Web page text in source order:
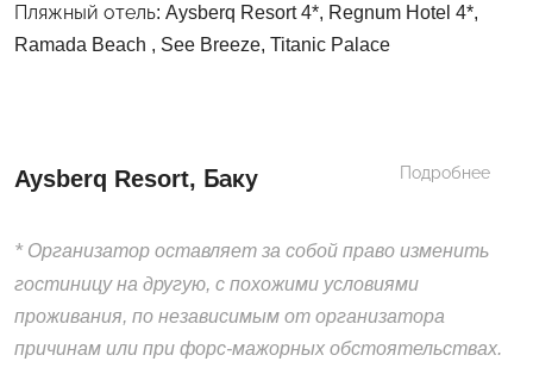
Пляжный отель: Aysberq Resort 4*, Regnum Hotel 4*,
Ramada Beach , See Breeze, Titanic Palace
Aysberq Resort, Баку Подробнее
*Организатор оставляет за собой право изменить
гостиницу на другую, с похожими условиями
проживания, по независимым от организатора
причинам или при форс-мажорных обстоятельствах.